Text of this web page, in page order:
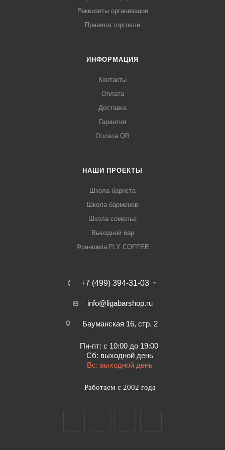
Реквизиты организации
Правила торговли
ИНФОРМАЦИЯ
Контакты
Оплата
Доставка
Гарантия
Оплата QR
НАШИ ПРОЕКТЫ
Школа бариста
Школа барменов
Школа сомелье
Выездной бар
Франшиза FLY COFFEE
+7 (499) 394-31-03
info@ligabarshop.ru
Бауманская 16, стр. 2
Пн-пт: с 10:00 до 19:00
Сб: выходной день
Вс: выходной день
Работаем с 2002 года